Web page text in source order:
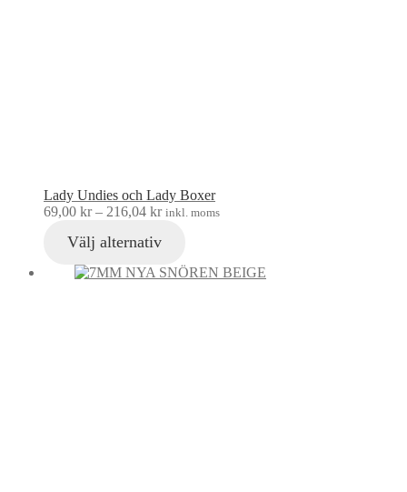
Lady Undies och Lady Boxer
69,00 kr– 216,04 kr inkl. moms
Välj alternativ